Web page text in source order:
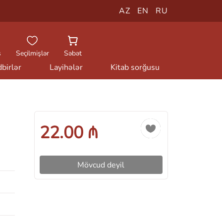
AZ EN RU
Seçilmişlər Səbət
Layihələr Kitab sorğusu
22.00 ₼
Mövcud deyil